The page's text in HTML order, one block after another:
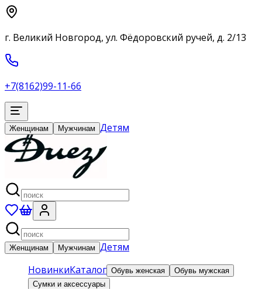
г. Великий Новгород, ул. Фёдоровский ручей, д. 2/13
+7(8162)99-11-66
Женщинам Мужчинам Детям
Женщинам Мужчинам Детям
НовинкиКаталог Обувь женская
Обувь мужская
Сумки и аксессуары